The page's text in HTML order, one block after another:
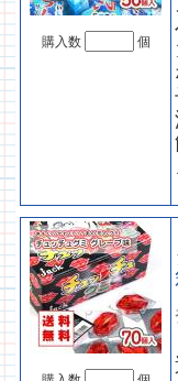
購入数 個